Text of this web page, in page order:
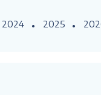
2024 2025